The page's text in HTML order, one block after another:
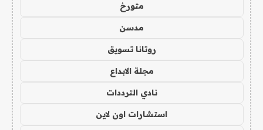
متورخ
مدسن
روتانا تسويق
مجلة الابداع
نادي الترددات
استشارات اون لاين